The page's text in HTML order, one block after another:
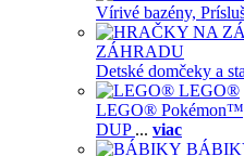
Vírivé bazény,
ZÁHRADU
Detské domčeky a
LEGO®
LEGO®
DUP ... viac